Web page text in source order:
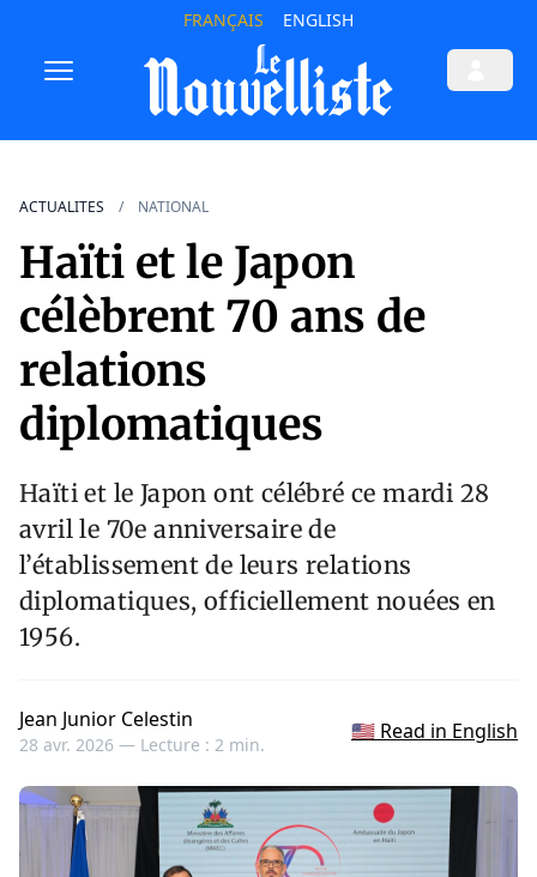
FRANÇAIS ENGLISH
ACTUALITES NATIONAL
Haïti et le Japon
célèbrent 70 ans de
relations
diplomatiques
Haïti et le Japon ont célébré ce mardi 28
avril le 70e anniversaire de
l’établissement de leurs relations
diplomatiques, officiellement nouées en
1956.
Jean Junior Celestin
28 avr. 2026 — Lecture : 2 min.
🇺🇸 Read in English